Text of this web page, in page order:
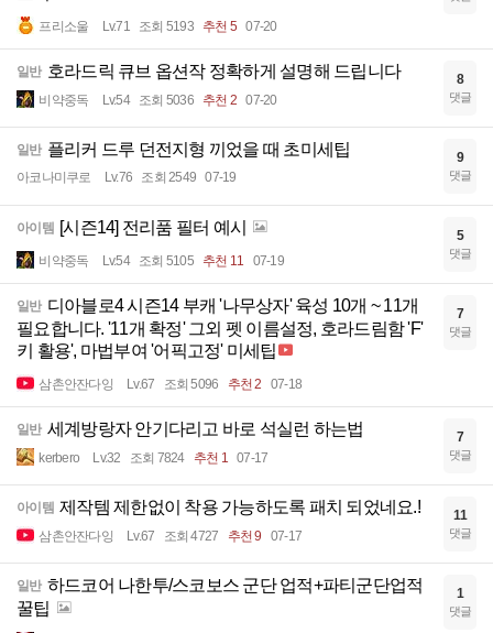
프리소울 Lv.71 조회 5193 추천 5 07-20
일반 호라드릭 큐브 옵션작 정확하게 설명해 드립니다
비약중독 Lv.54 조회 5036 추천 2 07-20
8
댓글
일반 플리커 드루 던전지형 끼었을 때 초미세팁
아코나미쿠로 Lv.76 조회 2549 07-19
9
댓글
아이템 [시즌14] 전리품 필터 예시
비약중독 Lv.54 조회 5105 추천 11 07-19
5
댓글
일반 디아블로4 시즌14 부캐 '나무상자' 육성 10개 ~ 11개
필요합니다. '11개 확정' 그외 펫 이름설정, 호라드림함 'F'
키 활용', 마법부여 '어픽고정' 미세팁
삼촌안잔다잉 Lv.67 조회 5096 추천 2 07-18
7
댓글
일반 세계방랑자 안기다리고 바로 석실런 하는법
kerbero Lv.32 조회 7824 추천 1 07-17
7
댓글
아이템 제작템 제한없이 착용 가능하도록 패치 되었네요.!
삼촌안잔다잉 Lv.67 조회 4727 추천 9 07-17
11
댓글
일반 하드코어 나한투/스코보스 군단 업적+파티군단업적
꿀팁
1
댓글